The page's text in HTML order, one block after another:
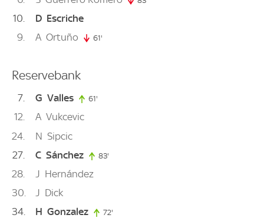
10 D Escriche
9
A Ortuño 61'
Reservebank
7 G Valles 61'
12 A Vukcevic
24
N Sipcic
27
C Sánchez 83'
28 J Hernández
30
J Dick
34
H Gonzalez 72'